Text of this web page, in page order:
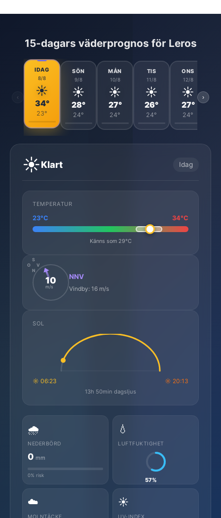
15-dagars väderprognos för Leros
‹
IDAG
8/8
☀️
34°
23°
SÖN
9/8
☀️
28°
24°
MÅN
10/8
☀️
27°
24°
TIS
11/8
☀️
26°
24°
ONS
12/8
☀️
27°
24°
›
☀️Klart Idag
TEMPERATUR
23°C 34°C
Känns som 29°C
N
S
O
V
10
m/s
NNV
Vindby: 16 m/s
SOL
☼ 06:23 ☼ 20:13
13h 50min dagsljus
🌧️
NEDERBÖRD
0 mm
0% risk
💧
LUFTFUKTIGHET
57%
☁️
MOLNTÄCKE
☀️
UV-INDEX